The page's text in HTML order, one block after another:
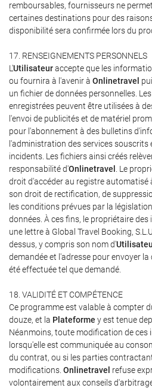
remboursables, fournisseurs ne
certaines destinations pour des
disponibilité sera confirmée lors du
17. RENSEIGNEMENTS PERSONNELS
L'Utilisateuraccepte que les
ou fournira à l'avenir à Onlinetravel
un fichier de données personnelles.
enregistrées peuvent être utilisées à
l'envoi de publicités et de matériel
pour l'abonnement à des bulletins
l'administration des services souscrits
incidents. Les fichiers ainsi créés
responsabilité d'Onlinetravel
. Le
droit d'accéder au registre
son droit de rectification, de
les conditions prévues par la
données. À ces fins, le propriétaire
une lettre à Global Travel Booking,
dessus, y compris son nom d'
demandée et l'adresse pour envoyer
été effectuée tel que demandé.
18. VALIDITÉ ET COMPÉTENCE
Ce programme est valable à compter
douze, et la Plateforme y est tenue
Néanmoins, toute modification de
lorsqu'elle est communiquée au
du contrat, ou si les parties
modifications. Onlinetravel refuse
volontairement aux conseils